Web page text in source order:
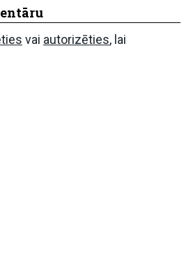
vai autorizēties, lai